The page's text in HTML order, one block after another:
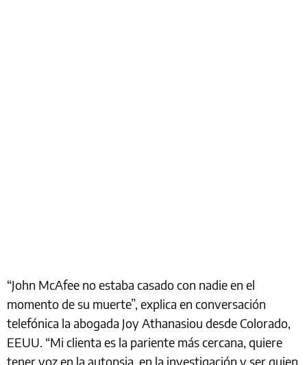
“John McAfee no estaba casado con nadie en el
momento de su muerte”, explica en conversación
telefónica la abogada Joy Athanasiou desde Colorado,
EEUU. “Mi clienta es la pariente más cercana, quiere
tener voz en la autopsia, en la investigación y ser quien